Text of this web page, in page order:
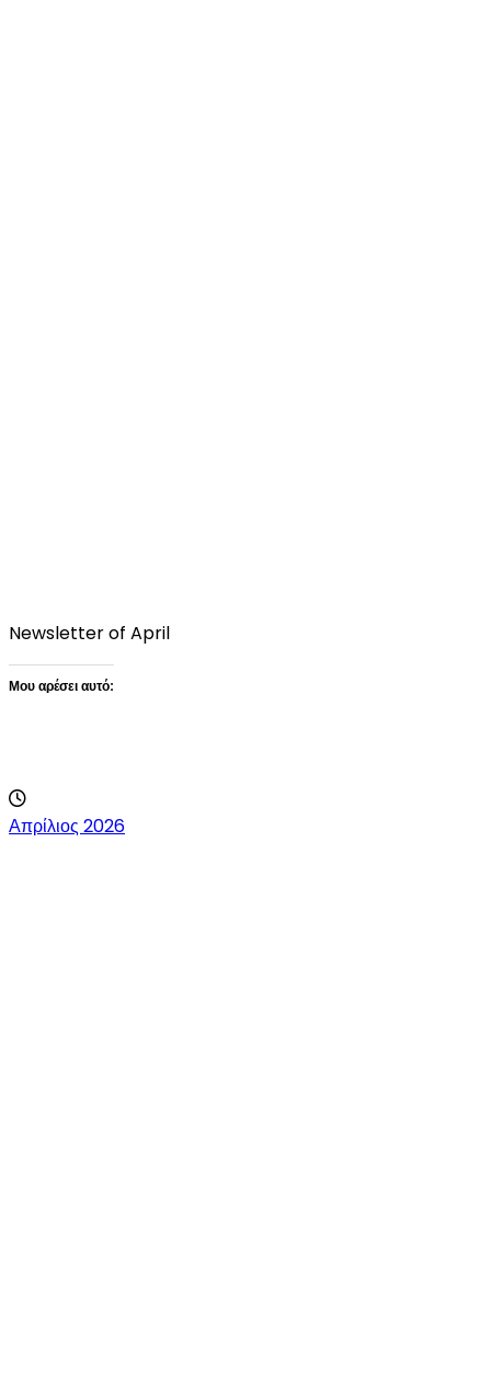
Newsletter of April
Μου αρέσει αυτό:
Απρίλιος 2026